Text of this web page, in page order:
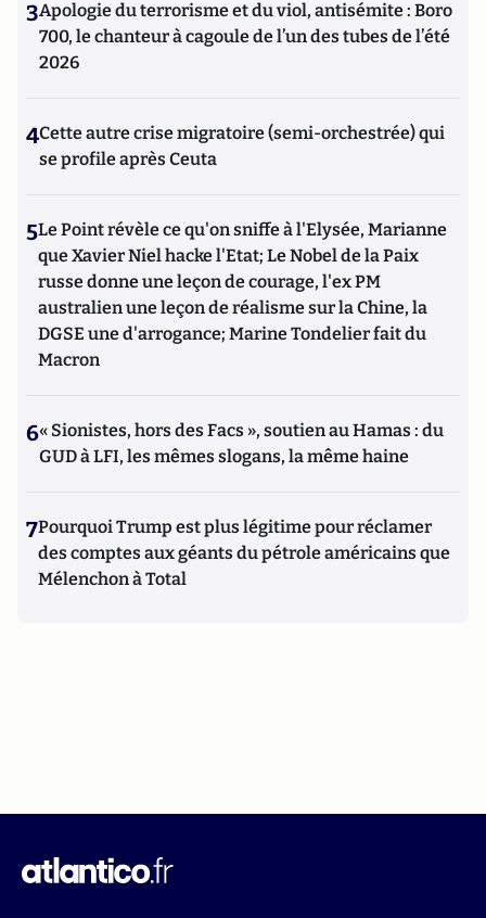
3Apologie du terrorisme et du viol, antisémite : Boro
700, le chanteur à cagoule de l’un des tubes de l’été
2026
4Cette autre crise migratoire (semi-orchestrée) qui
se profile après Ceuta
5Le Point révèle ce qu'on sniffe à l'Elysée, Marianne
que Xavier Niel hacke l'Etat; Le Nobel de la Paix
russe donne une leçon de courage, l'ex PM
australien une leçon de réalisme sur la Chine, la
DGSE une d'arrogance; Marine Tondelier fait du
Macron
6« Sionistes, hors des Facs », soutien au Hamas : du
GUD à LFI, les mêmes slogans, la même haine
7Pourquoi Trump est plus légitime pour réclamer
des comptes aux géants du pétrole américains que
Mélenchon à Total